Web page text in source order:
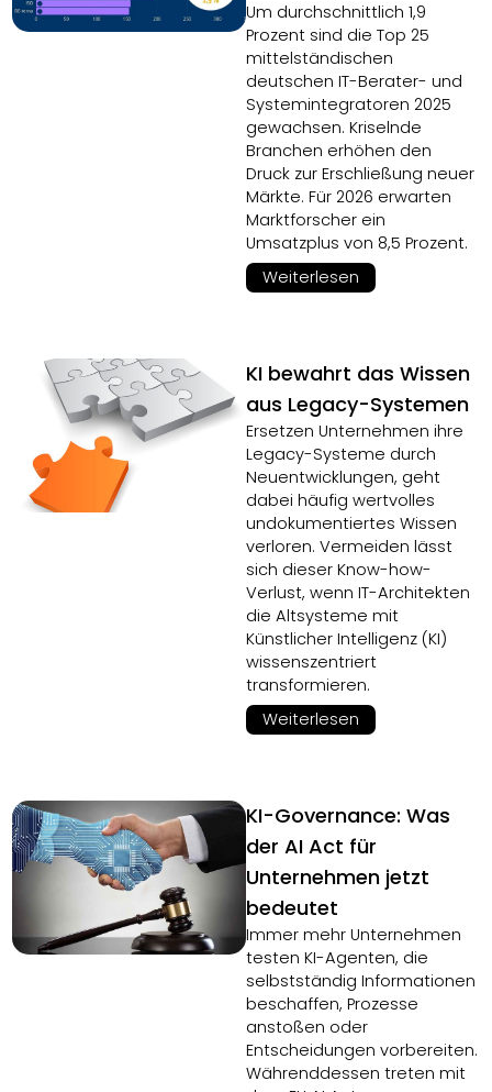
Um durchschnittlich 1,9
Prozent sind die Top 25
mittelständischen
deutschen IT-Berater- und
Systemintegratoren 2025
gewachsen. Kriselnde
Branchen erhöhen den
Druck zur Erschließung neuer
Märkte. Für 2026 erwarten
Marktforscher ein
Umsatzplus von 8,5 Prozent.
Weiterlesen
KI bewahrt das Wissen
aus Legacy-Systemen
Ersetzen Unternehmen ihre
Legacy-Systeme durch
Neuentwicklungen, geht
dabei häufig wertvolles
undokumentiertes Wissen
verloren. Vermeiden lässt
sich dieser Know-how-
Verlust, wenn IT-Architekten
die Altsysteme mit
Künstlicher Intelligenz (KI)
wissenszentriert
transformieren.
Weiterlesen
KI-Governance: Was
der AI Act für
Unternehmen jetzt
bedeutet
Immer mehr Unternehmen
testen KI-Agenten, die
selbstständig Informationen
beschaffen, Prozesse
anstoßen oder
Entscheidungen vorbereiten.
Währenddessen treten mit